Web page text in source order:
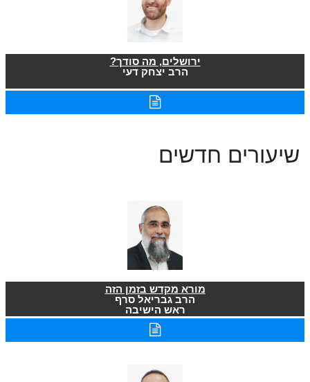
ירושלים, מה סודך?
הרב יצחק דעי
שיעורים חדשים
מורא מקדש בזמן הזה
הרב גבריאל סרף
ראש הישיבה